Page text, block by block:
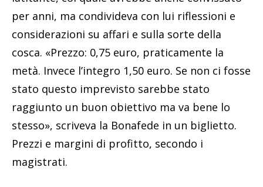
per anni, ma condivideva con lui riflessioni e
considerazioni su affari e sulla sorte della
cosca. «Prezzo: 0,75 euro, praticamente la
metà. Invece l’integro 1,50 euro. Se non ci fosse
stato questo imprevisto sarebbe stato
raggiunto un buon obiettivo ma va bene lo
stesso», scriveva la Bonafede in un biglietto.
Prezzi e margini di profitto, secondo i
magistrati.